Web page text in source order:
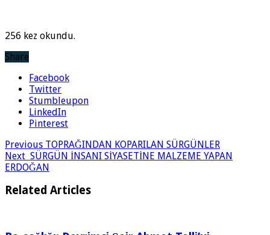
256 kez okundu.
Share
Facebook
Twitter
Stumbleupon
LinkedIn
Pinterest
Previous TOPRAĞINDAN KOPARILAN SÜRGÜNLER
Next SÜRGÜN İNSANI SİYASETİNE MALZEME YAPAN
ERDOĞAN
Related Articles